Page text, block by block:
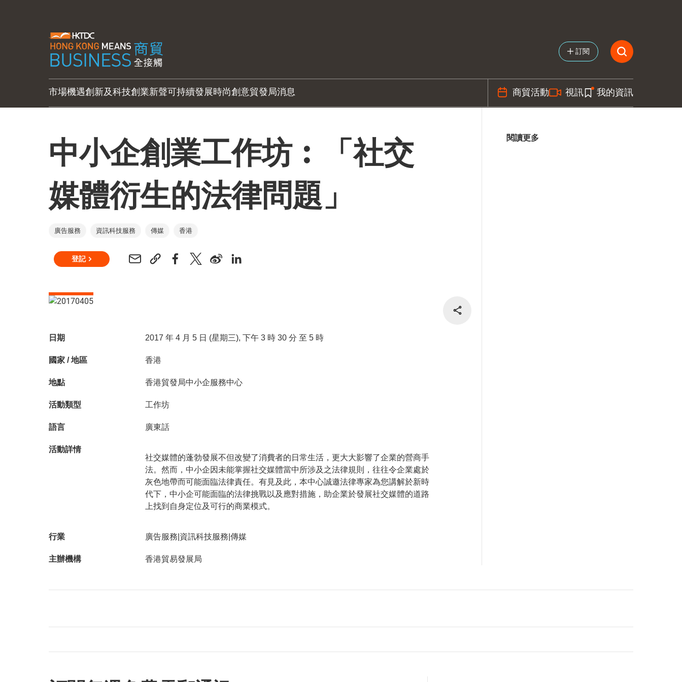
訂閱
市場機遇創新及科技創業新聲可持續發展時尚創意貿發局消息 商貿活動 視訊 我的資訊
中小企創業工作坊︰「社交
媒體衍生的法律問題」
廣告服務 資訊科技服務 傳媒 香港
登記
日期 2017 年 4 月 5 日 (星期三), 下午 3 時 30 分 至 5 時
國家 / 地區 香港
地點 香港貿發局中小企服務中心
活動類型 工作坊
語言 廣東話
活動詳情
社交媒體的蓬勃發展不但改變了消費者的日常生活，更大大影響了企業的營商手
法。然而，中小企因未能掌握社交媒體當中所涉及之法律規則，往往令企業處於
灰色地帶而可能面臨法律責任。有見及此，本中心誠邀法律專家為您講解於新時
代下，中小企可能面臨的法律挑戰以及應對措施，助企業於發展社交媒體的道路
上找到自身定位及可行的商業模式。
行業 廣告服務|資訊科技服務|傳媒
主辦機構 香港貿易發展局
閱讀更多